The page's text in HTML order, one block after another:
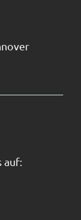
auf: